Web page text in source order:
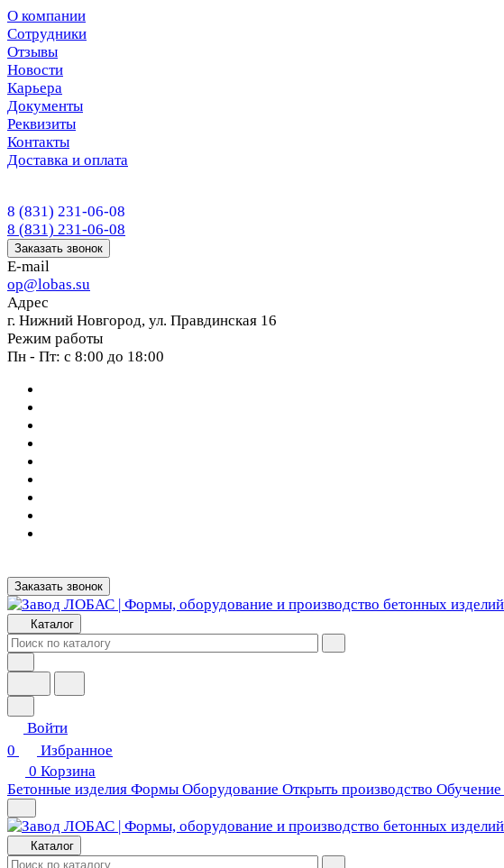
О компании
Сотрудники
Отзывы
Новости
Карьера
Документы
Реквизиты
Контакты
Доставка и оплата
8 (831) 231-06-08
8 (831) 231-06-08
Заказать звонок
E-mail
op@lobas.su
Адрес
г. Нижний Новгород, ул. Правдинская 16
Режим работы
Пн - Пт: с 8:00 до 18:00
Заказать звонок
Каталог
Войти
0
Избранное
0 Корзина
Бетонные изделия Формы Оборудование Открыть производство Обучение
Каталог